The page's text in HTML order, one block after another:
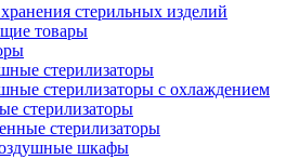
стерильных изделий
товары
стерилизаторы
стерилизаторы с охлаждением
стерилизаторы
стерилизаторы
шкафы